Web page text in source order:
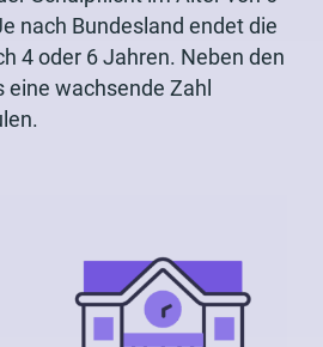
nach Bundesland endet die
4 oder 6 Jahren. Neben den
wachsende Zahl